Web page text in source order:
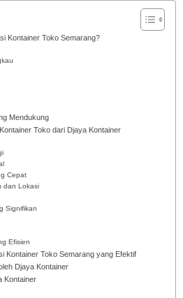
Kontainer Toko Semarang?
Mendukung
Toko dari Djaya Kontainer
Cepat
dan Lokasi
Signifikan
Efisien
Kontainer Toko Semarang yang Efektif
Djaya Kontainer
Kontainer